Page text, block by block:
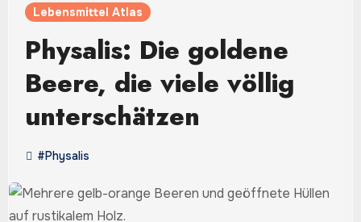
Lebensmittel Atlas
Physalis: Die goldene
Beere, die viele völlig
unterschätzen
#Physalis